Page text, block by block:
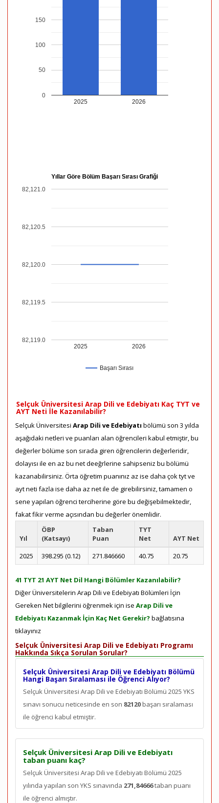
2025 2026
0
50
100
150
Yıllar Göre Bölüm Başarı Sırası Grafiği
Başarı Sırası
2025 2026
82,119.0
82,119.5
82,120.0
82,120.5
82,121.0
Selçuk Üniversitesi Arap Dili ve Edebiyatı Kaç TYT ve
AYT Neti İle Kazanılabilir?
Selçuk Üniversitesi Arap Dili ve Edebiyatı bölümü son 3 yılda
aşağıdaki netleri ve puanları alan öğrencileri kabul etmiştir, bu
değerler bölüme son sırada giren öğrencilerin değerleridir,
dolayısı ile en az bu net deeğrlerine sahipseniz bu bölümü
kazanabilirsiniz. Örta öğretim puanınız az ise daha çok tyt ve
ayt neti fazla ise daha az net ile de girebilirsiniz, tamamen o
sene yapılan öğrenci terciherine göre bu değişebilmektedir,
fakat fikir verme açısından bu değerler önemlidir.
Yıl
ÖBP
(Katsayı)
Taban
Puan
TYT
Net
AYT Net
2025
398.295 (0.12) 271.846660 40.75 20.75
41 TYT 21 AYT Net Dil Hangi Bölümler Kazanılabilir?
Diğer Üniversitelerin Arap Dili ve Edebiyatı Bölümleri İçin
Gereken Net bilgilerini öğrenmek için ise Arap Dili ve
Edebiyatı Kazanmak İçin Kaç Net Gerekir? bağlatısına
tıklayınız
Selçuk Üniversitesi Arap Dili ve Edebiyatı Programı
Hakkında Sıkça Sorulan Sorular?
Selçuk Üniversitesi Arap Dili ve Edebiyatı Bölümü
Hangi Başarı Sıralaması ile Öğrenci Alıyor?
Selçuk Üniversitesi Arap Dili ve Edebiyatı Bölümü 2025 YKS
sınavı sonucu neticesinde en son 82120başarı sıralaması
ile öğrenci kabul etmiştir.
Selçuk Üniversitesi Arap Dili ve Edebiyatı
taban puanı kaç?
Selçuk Üniversitesi Arap Dili ve Edebiyatı Bölümü 2025
yılında yapılan son YKS sınavında 271,84666taban puanı
ile öğrenci almıştır.